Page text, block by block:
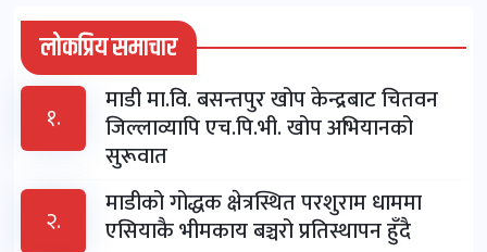
लोकप्रिय समाचार
१. माडी मा.वि. बसन्तपुर खोप केन्द्रबाट चितवन
जिल्लाव्यापि एच.पि.भी. खोप अभियानको
सुरूवात
२.
माडीको गोद्धक क्षेत्रस्थित परशुराम धाममा
एसियाकै भीमकाय बञ्चरो प्रतिस्थापन हुँदै